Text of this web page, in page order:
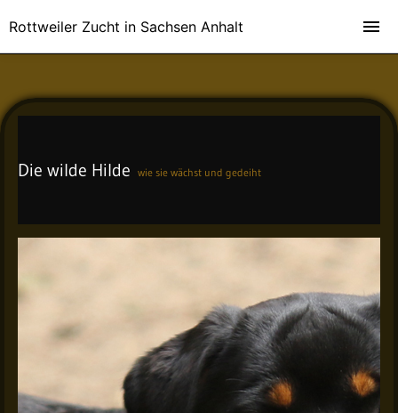
Die wilde Hilde wie sie wächst und gedeiht
Rottweiler Zucht in Sachsen Anhalt